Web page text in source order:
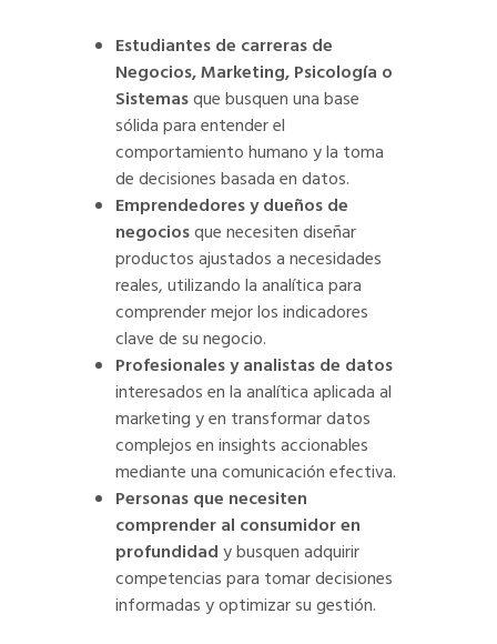
Estudiantes de carreras de
Negocios, Marketing, Psicología o
Sistemasque busquen una base
sólida para entender el
comportamiento humano y la toma
de decisiones basada en datos.
Emprendedores y dueños de
negociosque necesiten diseñar
productos ajustados a necesidades
reales, utilizando la analítica para
comprender mejor los indicadores
clave de su negocio.
Profesionales y analistas de datos
interesados en la analítica aplicada al
marketing y en transformar datos
complejos en insights accionables
mediante una comunicación efectiva.
Personas que necesiten
comprender al consumidor en
profundidady busquen adquirir
competencias para tomar decisiones
informadas y optimizar su gestión.